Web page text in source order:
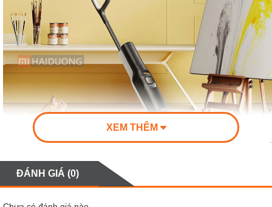
Lực hút mạnh mẽ lên đến 20.000Pa
XEM THÊM
ĐÁNH GIÁ (0)